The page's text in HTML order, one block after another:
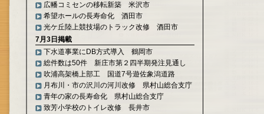
広幡コミセンの移転新築 米沢市
希望ホールの長寿命化 酒田市
光ケ丘陸上競技場のトラック改修 酒田市
7月3日掲載
下水道事業にDB方式導入 鶴岡市
総件数は50件 新庄市第２四半期発注見通し
吹浦高架橋上部工 国道7号遊佐象潟道路
月布川・市の沢川の河川改修 県村山総合支庁
青年の家の長寿命化 県村山総合支庁
致芳小学校のトイレ改修 長井市